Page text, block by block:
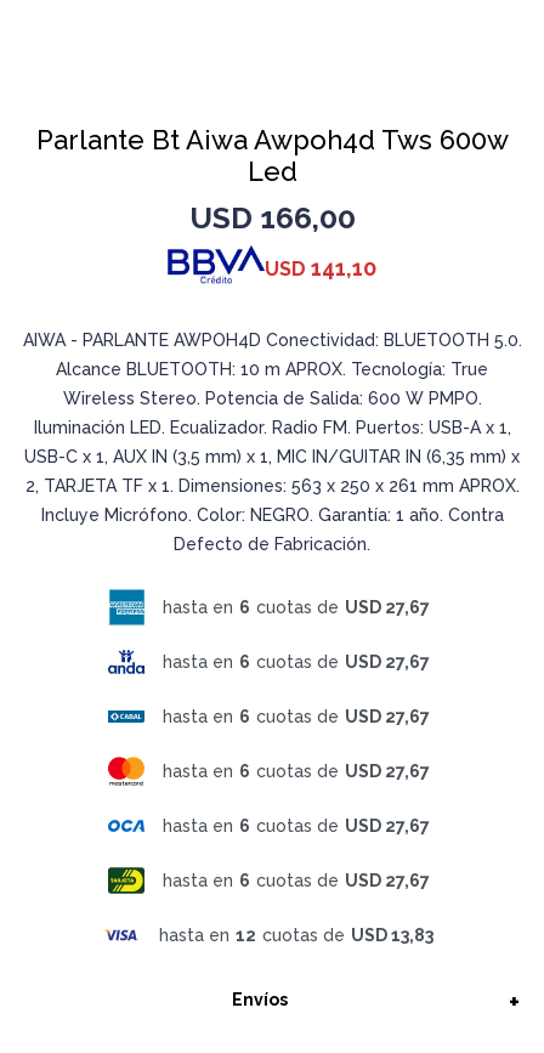
Parlante Bt Aiwa Awpoh4d Tws 600w
Led
USD 166,00
USD 141,10
AIWA - PARLANTE AWPOH4D Conectividad: BLUETOOTH 5.0.
Alcance BLUETOOTH: 10 m APROX. Tecnología: True
Wireless Stereo. Potencia de Salida: 600 W PMPO.
Iluminación LED. Ecualizador. Radio FM. Puertos: USB-A x 1,
USB-C x 1, AUX IN (3,5 mm) x 1, MIC IN/GUITAR IN (6,35 mm) x
2, TARJETA TF x 1. Dimensiones: 563 x 250 x 261 mm APROX.
Incluye Micrófono. Color: NEGRO. Garantía: 1 año. Contra
Defecto de Fabricación.
hasta en 6 cuotas de USD 27,67
hasta en 6 cuotas de USD 27,67
hasta en 6 cuotas de USD 27,67
hasta en 6 cuotas de USD 27,67
hasta en 6 cuotas de USD 27,67
hasta en 6 cuotas de USD 27,67
hasta en 12 cuotas de USD 13,83
Envíos